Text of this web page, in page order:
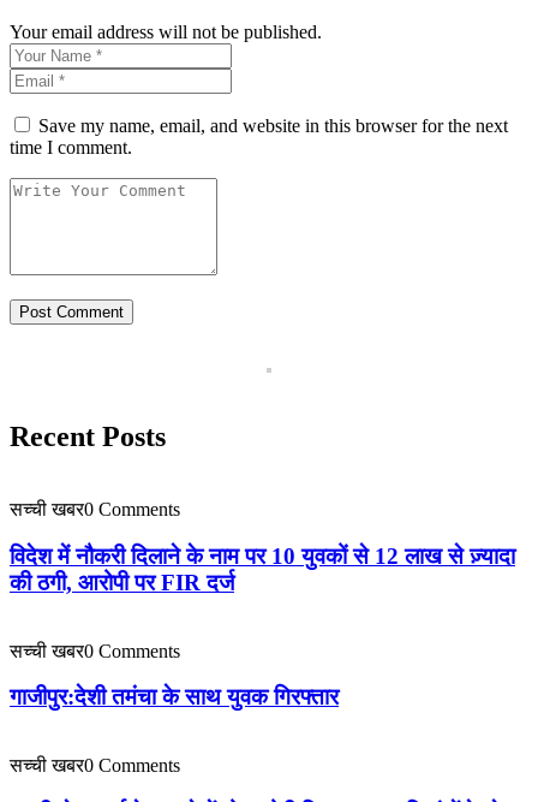
Your email address will not be published.
Save my name, email, and website in this browser for the next
time I comment.
Recent Posts
सच्ची खबर0 Comments
विदेश में नौकरी दिलाने के नाम पर 10 युवकों से 12 लाख से ज़्यादा
की ठगी, आरोपी पर FIR दर्ज
सच्ची खबर0 Comments
गाजीपुर:देशी तमंचा के साथ युवक गिरफ्तार
सच्ची खबर0 Comments